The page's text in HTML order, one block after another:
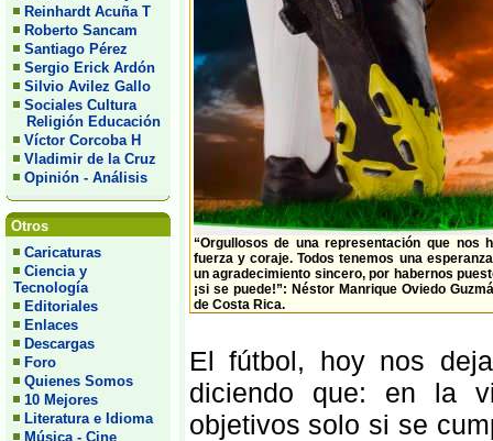
Reinhardt Acuña T
Roberto Sancam
Santiago Pérez
Sergio Erick Ardón
Silvio Avilez Gallo
Sociales Cultura
Religión Educación
Víctor Corcoba H
Vladimir de la Cruz
Opinión - Análisis
Otros
Caricaturas
Ciencia y
Tecnología
Editoriales
Enlaces
Descargas
Foro
Quienes Somos
10 Mejores
Literatura e Idioma
Música - Cine
“Orgullosos de una representación que nos
fuerza y coraje. Todos tenemos una
un agradecimiento sincero, por habernos
¡si se puede!”: Néstor Manrique Oviedo
de Costa Rica.
El fútbol, hoy nos
diciendo que: en la
objetivos solo si se